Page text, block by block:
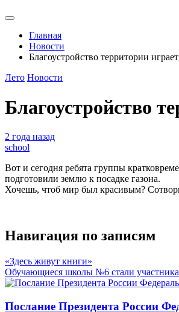
Главная
Новости
Благоустройство территории
Лето Новости
Благоустройство
2 года назад
school
Вот и сегодня ребята группы
подготовили землю к посадке газона.
Хочешь, чтоб мир был красивым?
Навигация по записям
«Здесь живут книги»
Обучающиеся школы №6 стали
Послание Президента России